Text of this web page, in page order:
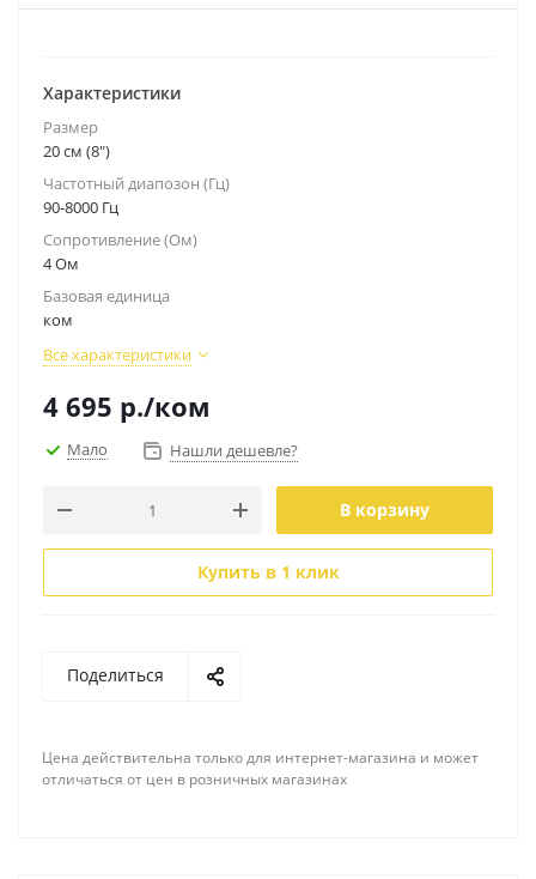
Характеристики
Размер
20 см (8")
Частотный диапозон (Гц)
90-8000 Гц
Сопротивление (Ом)
4 Ом
Базовая единица
ком
Все характеристики
4 695 р./ком
Мало Нашли дешевле?
В корзину
Купить в 1 клик
Поделиться
Цена действительна только для интернет-магазина и может
отличаться от цен в розничных магазинах